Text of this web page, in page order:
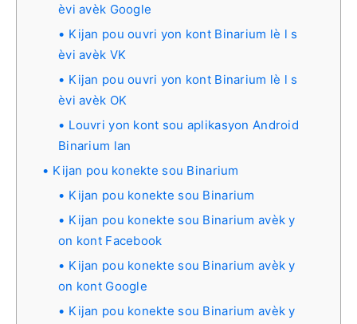
èvi avèk Google
Kijan pou ouvri yon kont Binarium lè l s
èvi avèk VK
Kijan pou ouvri yon kont Binarium lè l s
èvi avèk OK
Louvri yon kont sou aplikasyon Android
Binarium lan
Kijan pou konekte sou Binarium
Kijan pou konekte sou Binarium
Kijan pou konekte sou Binarium avèk y
on kont Facebook
Kijan pou konekte sou Binarium avèk y
on kont Google
Kijan pou konekte sou Binarium avèk y